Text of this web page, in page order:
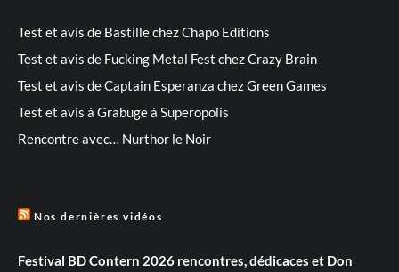
Test et avis de Bastille chez Chapo Editions
Test et avis de Fucking Metal Fest chez Crazy Brain
Test et avis de Captain Esperanza chez Green Games
Test et avis à Grabuge à Superopolis
Rencontre avec… Nurthor le Noir
Nos dernières vidéos
Festival BD Contern 2026 rencontres, dédicaces et Don